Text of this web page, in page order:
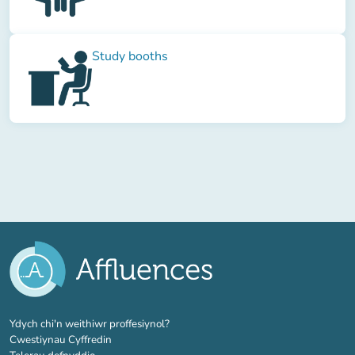
Study booths
Ydych chi'n weithiwr proffesiynol?(tab newydd)
Cwestiynau Cyffredin